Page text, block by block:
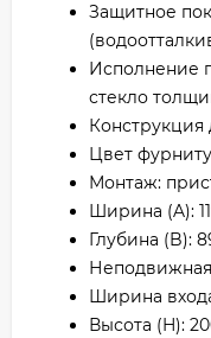
Защитное
Исполнение
стекло
Цвет
Монтаж:
Ширина (A):
Глубина (B):
Ширина
Высота (H):